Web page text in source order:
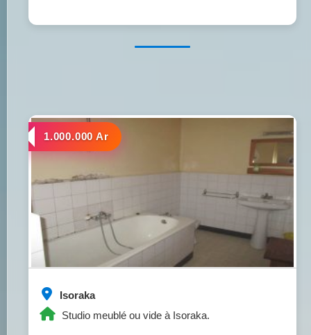
Isoraka
Studio meublé ou vide à Isoraka.
a louer
1.000.000 Ar